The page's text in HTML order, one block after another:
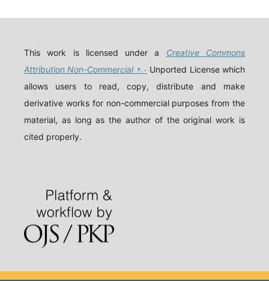
This work is licensed under a Creative Commons
Attribution Non-Commercial ۴.۰ Unported License which
allows users to read, copy, distribute and make
derivative works for non-commercial purposes from the
material, as long as the author of the original work is
cited properly.